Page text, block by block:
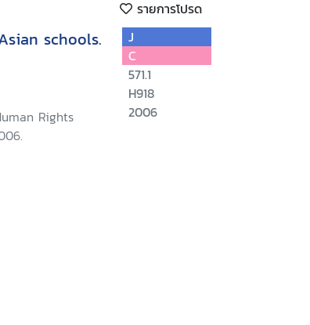
รายการโปรด
schools.
Rights
J
C
571.1
H918
2006